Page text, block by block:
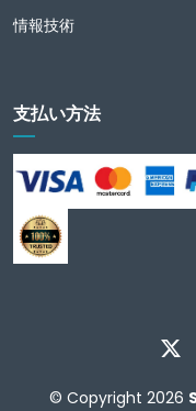
情報技術
支払い方法
© Copyright 2026